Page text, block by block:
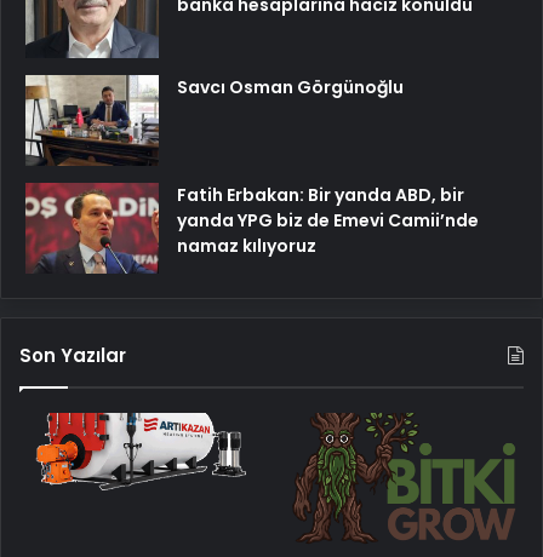
banka hesaplarına haciz konuldu
Savcı Osman Görgünoğlu
Fatih Erbakan: Bir yanda ABD, bir
yanda YPG biz de Emevi Camii’nde
namaz kılıyoruz
Son Yazılar